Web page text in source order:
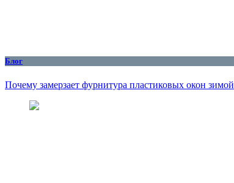
Блог
Почему замерзает фурнитура пластиковых окон зимой